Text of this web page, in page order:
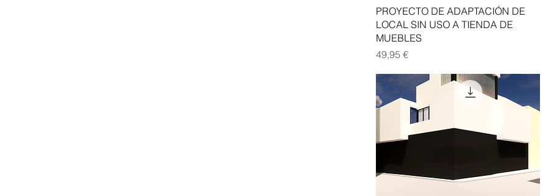
Vista rápida
PROYECTO DE ADAPTACIÓN DE
LOCAL SIN USO A TIENDA DE
MUEBLES
Precio
49,95 €